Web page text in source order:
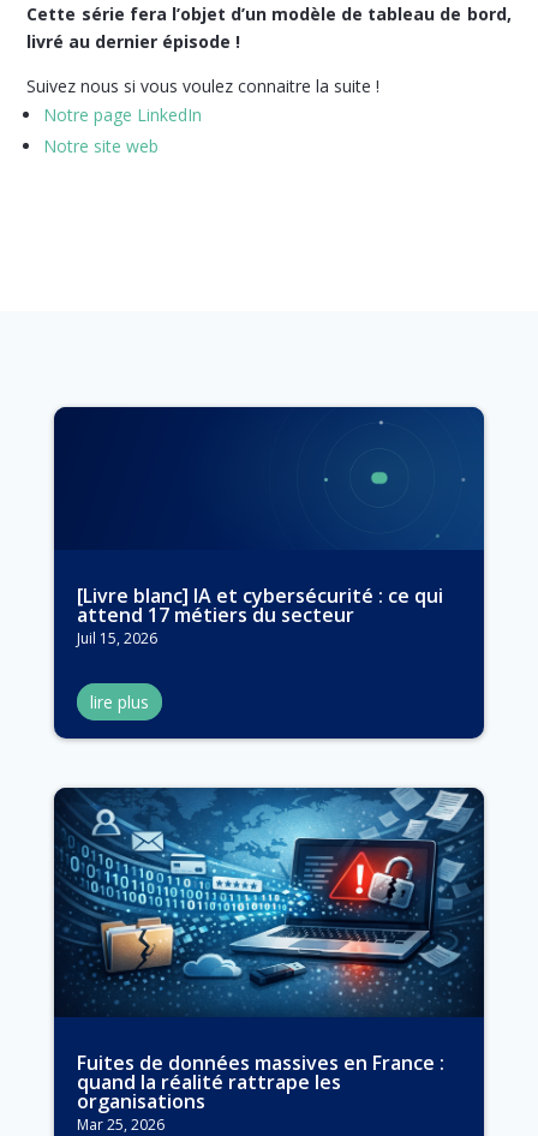
Cette série fera l’objet d’un modèle de tableau de bord,
livré au dernier épisode !
Suivez nous si vous voulez connaitre la suite !
Notre page LinkedIn
Notre site web
[Livre blanc] IA et cybersécurité : ce qui
attend 17 métiers du secteur
Juil 15, 2026
lire plus
Fuites de données massives en France :
quand la réalité rattrape les
organisations
Mar 25, 2026